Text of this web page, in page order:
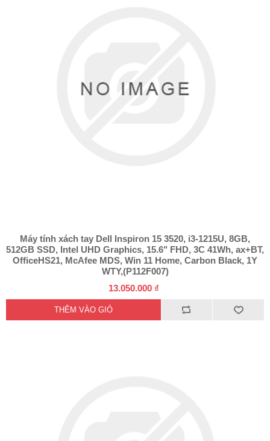
Máy tính xách tay Dell Inspiron 15 3520, i3-1215U, 8GB,
512GB SSD, Intel UHD Graphics, 15.6" FHD, 3C 41Wh, ax+BT,
OfficeHS21, McAfee MDS, Win 11 Home, Carbon Black, 1Y
WTY,(P112F007)
13.050.000 ₫